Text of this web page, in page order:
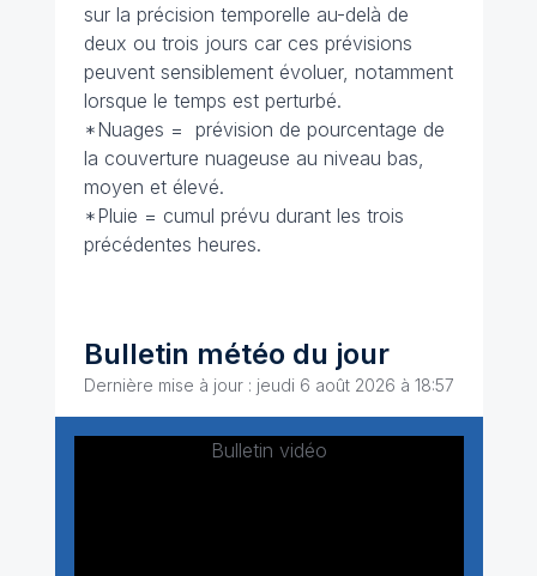
sur la précision temporelle au-delà de
deux ou trois jours car ces prévisions
peuvent sensiblement évoluer, notamment
lorsque le temps est perturbé.
*Nuages = prévision de pourcentage de
la couverture nuageuse au niveau bas,
moyen et élevé.
*Pluie = cumul prévu durant les trois
précédentes heures.
Bulletin météo du jour
Dernière mise à jour : jeudi 6 août 2026 à 18:57
Bulletin vidéo